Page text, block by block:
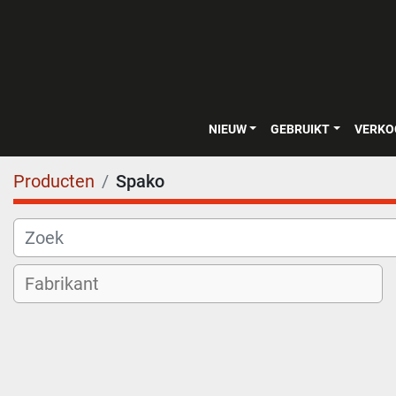
NIEUW GEBRUIKT
Producten Spako